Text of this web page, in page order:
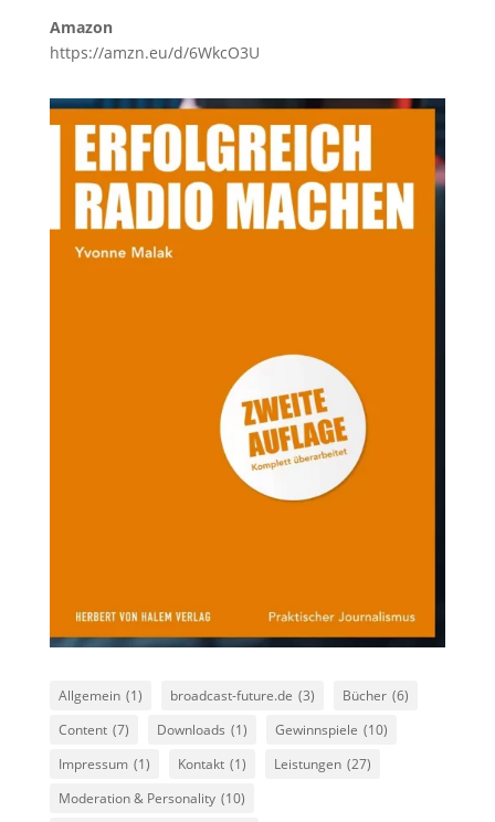
Amazon
https://amzn.eu/d/6WkcO3U
Allgemein (1) broadcast-future.de (3) Bücher (6)
Content (7) Downloads (1) Gewinnspiele (10)
Impressum (1) Kontakt (1) Leistungen (27)
Moderation & Personality (10)